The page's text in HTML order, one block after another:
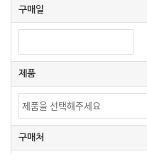
구매일
제품
구매처